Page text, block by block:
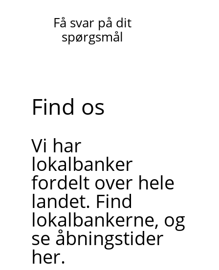
Få svar på dit
spørgsmål
Find os
Vi har
lokalbanker
fordelt over hele
landet. Find
lokalbankerne, og
se åbningstider
her.